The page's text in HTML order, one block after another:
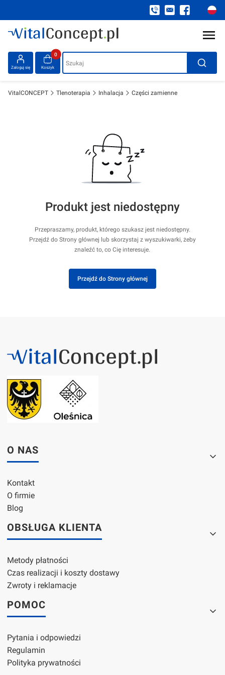
Zaloguj się
Produkty w koszyku: 0. Zobacz szczegóły
Koszyk Szukaj
VitalCONCEPT Tlenoterapia Inhalacja Części zamienne
Produkt jest niedostępny
Przepraszamy, produkt, którego szukasz jest niedostępny.
Przejdź do Strony głównej lub skorzystaj z wyszukiwarki, żeby
znaleźć to, co Cię interesuje.
Przejdź do Strony głównej
Linki w stopce
O NAS
Kontakt
O firmie
Blog
OBSŁUGA KLIENTA
Metody płatności
Czas realizacji i koszty dostawy
Zwroty i reklamacje
POMOC
Pytania i odpowiedzi
Regulamin
Polityka prywatności